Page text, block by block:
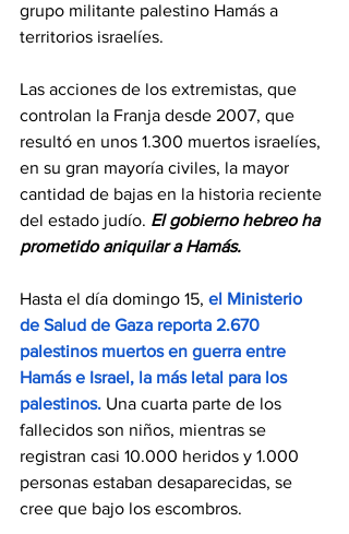
grupo militante palestino Hamás a
territorios israelíes.
Las acciones de los extremistas, que
controlan la Franja desde 2007, que
resultó en unos 1.300 muertos israelíes,
en su gran mayoría civiles, la mayor
cantidad de bajas en la historia reciente
del estado judío. El gobierno hebreo ha
prometido aniquilar a Hamás.
Hasta el día domingo 15, el Ministerio
de Salud de Gaza reporta 2.670
palestinos muertos en guerra entre
Hamás e Israel, la más letal para los
palestinos. Una cuarta parte de los
fallecidos son niños, mientras se
registran casi 10.000 heridos y 1.000
personas estaban desaparecidas, se
cree que bajo los escombros.